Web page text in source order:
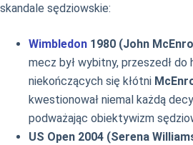
skandale sędziowskie:
Wimbledon 1980 (John
mecz był wybitny, przeszedł do
niekończących się kłótni
kwestionował niemal każdą
podważając obiektywizm
US Open 2004 (Serena